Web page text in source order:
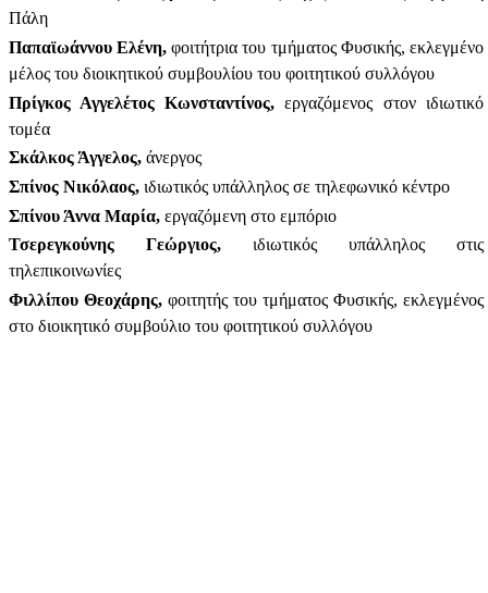
Πάλη
Παπαϊωάννου Ελένη,φοιτήτρια του τμήματος Φυσικής, εκλεγμένο
μέλος του διοικητικού συμβουλίου του φοιτητικού συλλόγου
Πρίγκος Αγγελέτος Κωνσταντίνος, εργαζόμενος στον ιδιωτικό
τομέα
Σκάλκος Άγγελος, άνεργος
Σπίνος Νικόλαος, ιδιωτικός υπάλληλος σε τηλεφωνικό κέντρο
Σπίνου Άννα Μαρία, εργαζόμενη στο εμπόριο
Τσερεγκούνης Γεώργιος,
ιδιωτικός υπάλληλος στις
τηλεπικοινωνίες
Φιλλίπου Θεοχάρης, φοιτητής του τμήματος Φυσικής, εκλεγμένος
στο διοικητικό συμβούλιο του φοιτητικού συλλόγου